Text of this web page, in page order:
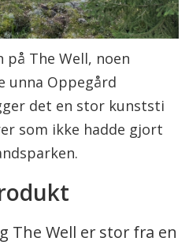
på The Well, noen
unna Oppegård
det en stor kunststi
som ikke hadde gjort
The Well er stor fra en